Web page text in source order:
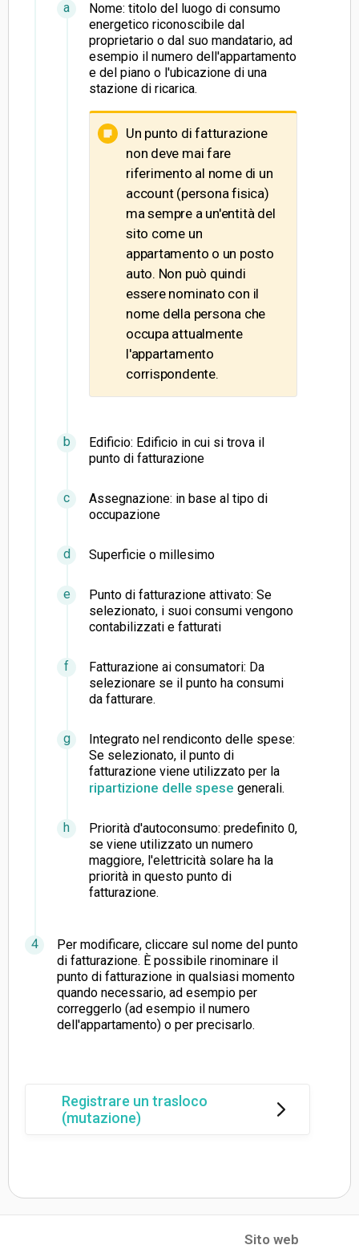
Nome: titolo del luogo di consumo
energetico riconoscibile dal
proprietario o dal suo mandatario, ad
esempio il numero dell'appartamento
e del piano o l'ubicazione di una
stazione di ricarica.
Un punto di fatturazione
non deve mai fare
riferimento al nome di un
account (persona fisica)
ma sempre a un'entità del
sito come un
appartamento o un posto
auto. Non può quindi
essere nominato con il
nome della persona che
occupa attualmente
l'appartamento
corrispondente.
Edificio: Edificio in cui si trova il
punto di fatturazione
Assegnazione: in base al tipo di
occupazione
Superficie o millesimo
Punto di fatturazione attivato: Se
selezionato, i suoi consumi vengono
contabilizzati e fatturati
Fatturazione ai consumatori: Da
selezionare se il punto ha consumi
da fatturare.
Integrato nel rendiconto delle spese:
Se selezionato, il punto di
fatturazione viene utilizzato per la
ripartizione delle spese generali.
Priorità d'autoconsumo: predefinito 0,
se viene utilizzato un numero
maggiore, l'elettricità solare ha la
priorità in questo punto di
fatturazione.
Per modificare, cliccare sul nome del punto
di fatturazione. È possibile rinominare il
punto di fatturazione in qualsiasi momento
quando necessario, ad esempio per
correggerlo (ad esempio il numero
dell'appartamento) o per precisarlo.
Registrare un trasloco
(mutazione)
Sito web